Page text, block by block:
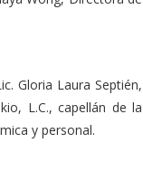
Gloria Laura Septién,
L.C., capellán de la
y personal.